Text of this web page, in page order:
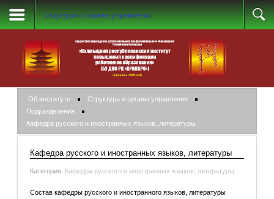
Структура и органы управления
Об институте
Структура и органы управления
Подразделения
Кафедра русского и иностранных языков, литературы
Кафедра русского и иностранных языков, литературы
Категория: Кафедра русского и иностранных языков, литературы
Состав кафедры русского и иностранного языков, литературы